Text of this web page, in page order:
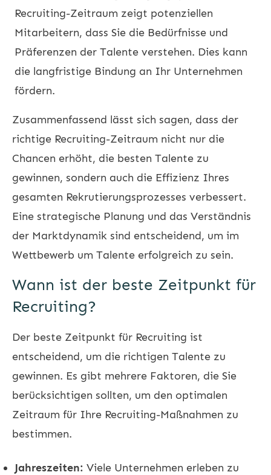
Recruiting-Zeitraum zeigt potenziellen
Mitarbeitern, dass Sie die Bedürfnisse und
Präferenzen der Talente verstehen. Dies kann
die langfristige Bindung an Ihr Unternehmen
fördern.
Zusammenfassend lässt sich sagen, dass der
richtige Recruiting-Zeitraum nicht nur die
Chancen erhöht, die besten Talente zu
gewinnen, sondern auch die Effizienz Ihres
gesamten Rekrutierungsprozesses verbessert.
Eine strategische Planung und das Verständnis
der Marktdynamik sind entscheidend, um im
Wettbewerb um Talente erfolgreich zu sein.
Wann ist der beste Zeitpunkt für
Recruiting?
Der beste Zeitpunkt für Recruiting ist
entscheidend, um die richtigen Talente zu
gewinnen. Es gibt mehrere Faktoren, die Sie
berücksichtigen sollten, um den optimalen
Zeitraum für Ihre Recruiting-Maßnahmen zu
bestimmen.
Jahreszeiten: Viele Unternehmen erleben zu